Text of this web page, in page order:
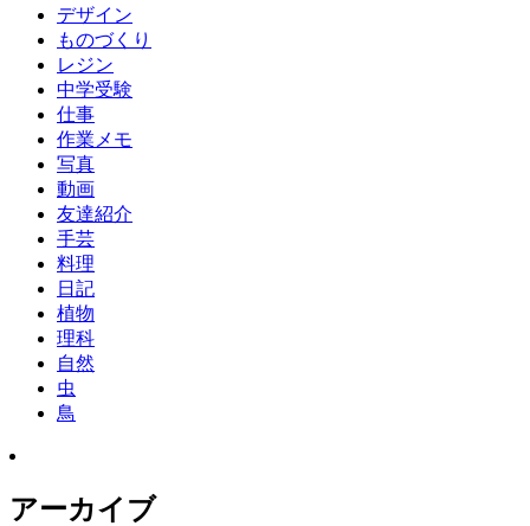
デザイン
ものづくり
レジン
中学受験
仕事
作業メモ
写真
動画
友達紹介
手芸
料理
日記
植物
理科
自然
虫
鳥
アーカイブ